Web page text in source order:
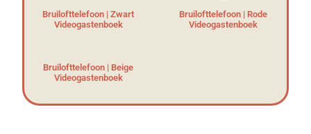
Bruilofttelefoon | Zwart
Videogastenboek
Bruilofttelefoon | Rode
Videogastenboek
Bruilofttelefoon | Beige
Videogastenboek